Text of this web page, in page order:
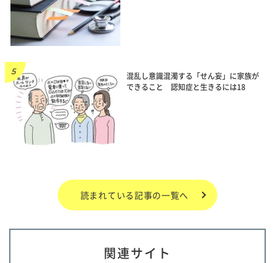
混乱し意識混濁する「せん妄」に家族が
できること 認知症と生きるには18
読まれている記事の一覧へ
関連サイト